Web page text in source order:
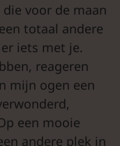
voor de maan
totaal andere
iets met je.
reageren
mijn ogen een
een mooie
andere plek in